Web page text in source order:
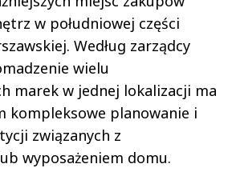
w południowej części
Według zarządcy
wielu
marek w jednej lokalizacji ma
kompleksowe planowanie i
związanych z
wyposażeniem domu.